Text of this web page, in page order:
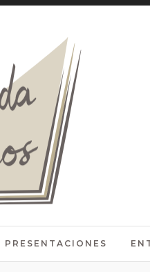
PRESENTACIONES